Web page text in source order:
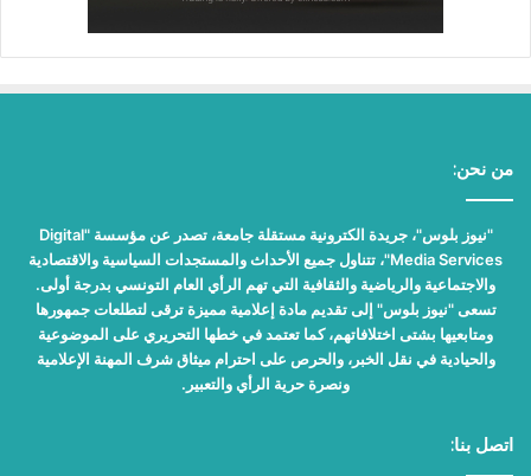
من نحن:
"نيوز بلوس"، جريدة الكترونية مستقلة جامعة، تصدر عن مؤسسة "Digital
Media Services"، تتناول جميع الأحداث والمستجدات السياسية والاقتصادية
والاجتماعية والرياضية والثقافية التي تهم الرأي العام التونسي بدرجة أولى.
تسعى "نيوز بلوس" إلى تقديم مادة إعلامية مميزة ترقى لتطلعات جمهورها
ومتابعيها بشتى اختلافاتهم، كما تعتمد في خطها التحريري على الموضوعية
والحيادية في نقل الخبر، والحرص على احترام ميثاق شرف المهنة الإعلامية
ونصرة حرية الرأي والتعبير.
اتصل بنا: